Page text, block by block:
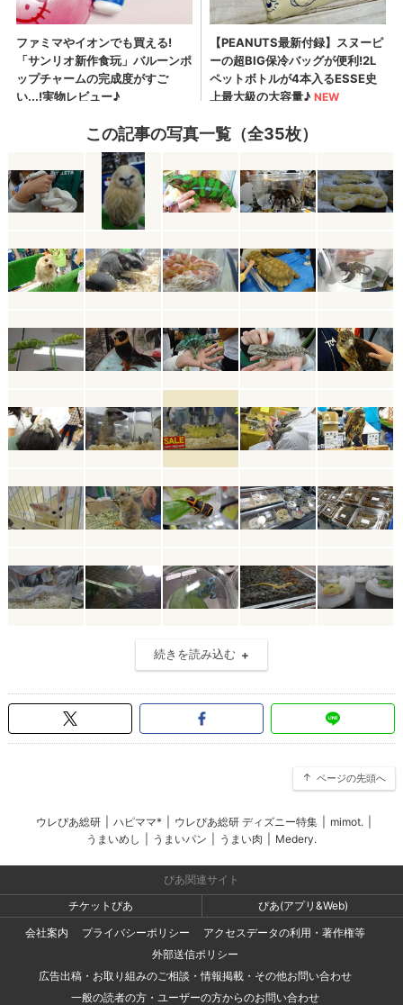
この記事の写真一覧（全35枚）
続きを読み込む
ページの先頭へ
ウレぴあ総研 ハピママ* ウレぴあ総研 ディズニー特集 mimot.
うまいめし
うまいパン うまい肉 Medery.
ぴあ関連サイト
チケットぴあ
ぴあ(アプリ&Web)
会社案内
プライバシーポリシー
アクセスデータの利用・著作権等
外部送信ポリシー
広告出稿・お取り組みのご相談・情報掲載・その他お問い合わせ
一般の読者の方・ユーザーの方からのお問い合わせ